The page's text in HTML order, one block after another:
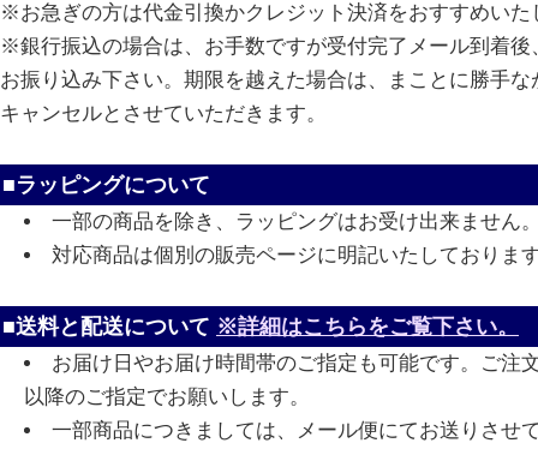
※お急ぎの方は代金引換かクレジット決済をおすすめいた
※銀行振込の場合は、お手数ですが受付完了メール到着後
お振り込み下さい。期限を越えた場合は、まことに勝手な
キャンセルとさせていただきます。
■ラッピングについて
一部の商品を除き、ラッピングはお受け出来ません
対応商品は個別の販売ページに明記いたしておりま
■送料と配送について ※詳細はこちらをご覧下さい。
お届け日やお届け時間帯のご指定も可能です。ご注
以降のご指定でお願いします。
一部商品につきましては、メール便にてお送りさせ